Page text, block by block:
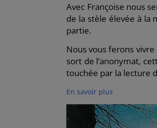
Avec Françoise nous
de la stèle élevée à la
partie.
Nous vous ferons
sort de l’anonymat,
touchée par la lecture
En savoir plus